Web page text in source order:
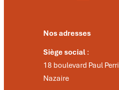
Nos adresses
Siège social :
18 boulevard Paul
Nazaire